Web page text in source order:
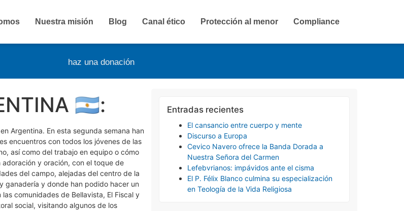
haz una donación
Nuestra misión Blog Canal ético Protección al menor Compliance
🇦🇷:
Argentina. En esta segunda semana han
encuentros con todos los jóvenes de las
así como del trabajo en equipo o cómo
y oración, con el toque de
del campo, alejadas del centro de la
ganadería y donde han podido hacer un
comunidades de Bellavista, El Fiscal y
social, visitando algunos de los
Entradas recientes
El cansancio entre cuerpo y mente
Discurso a Europa
Cevico Navero ofrece la Banda Dorada a
Nuestra Señora del Carmen
Lefebvrianos: impávidos ante el cisma
El P. Félix Blanco culmina su especialización
en Teología de la Vida Religiosa